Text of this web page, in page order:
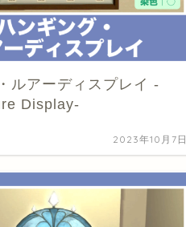
ルアーディスプレイ -
Display-
2023年10月7日